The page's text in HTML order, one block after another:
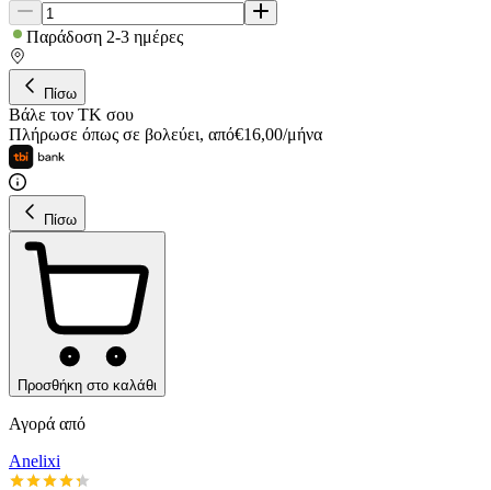
Παράδοση 2-3 ημέρες
Πίσω
Βάλε τον ΤΚ σου
Πλήρωσε όπως σε βολεύει, από€16,00/μήνα
Πίσω
Προσθήκη στο καλάθι
Αγορά από
Anelixi